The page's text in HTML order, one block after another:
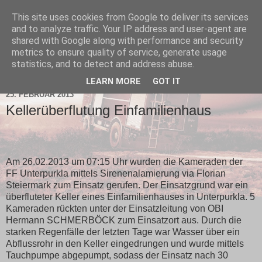
25. FEBRUAR 2013
Kellerüberflutung Einfamilienhaus
Am 26.02.2013 um 07:15 Uhr wurden die Kameraden der
FF Unterpurkla mittels Sirenenalamierung via Florian
Steiermark zum Einsatz gerufen. Der Einsatzgrund war ein
überfluteter Keller eines Einfamilienhauses in Unterpurkla. 5
Kameraden rückten unter der Einsatzleitung von OBI
Hermann SCHMERBÖCK zum Einsatzort aus. Durch die
starken Regenfälle der letzten Tage war Wasser über ein
Abflussrohr in den Keller eingedrungen und wurde mittels
Tauchpumpe abgepumpt, sodass der Einsatz nach 30
This site uses cookies from Google to deliver its services
and to analyze traffic. Your IP address and user-agent are
shared with Google along with performance and security
metrics to ensure quality of service, generate usage
statistics, and to detect and address abuse.
LEARN MORE GOT IT